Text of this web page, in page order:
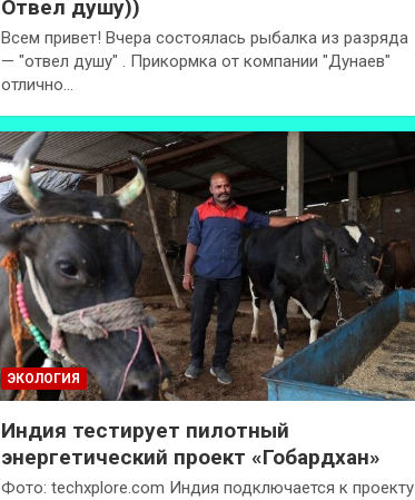
Отвел душу))
Всем привет! Вчера состоялась рыбалка из разряда
— "отвел душу" . Прикормка от компании "Дунаев"
отлично…
ЭКОЛОГИЯ
Индия тестирует пилотный
энергетический проект «Гобардхан»
Фото: techxplore.com Индия подключается к проекту